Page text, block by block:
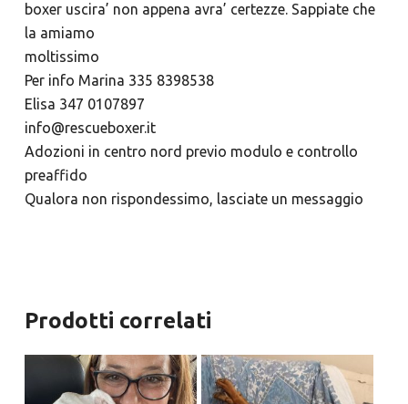
boxer uscira’ non appena avra’ certezze. Sappiate che
la amiamo
moltissimo
Per info Marina 335 8398538
Elisa 347 0107897
info@rescueboxer.it
Adozioni in centro nord previo modulo e controllo
preaffido
Qualora non rispondessimo, lasciate un messaggio
Prodotti correlati